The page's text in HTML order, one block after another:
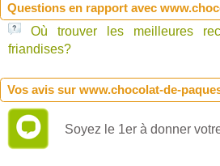
Questions en rapport avec
Où trouver les meilleures
friandises?
Vos avis sur www.chocolat-de-
Soyez le 1er à donner